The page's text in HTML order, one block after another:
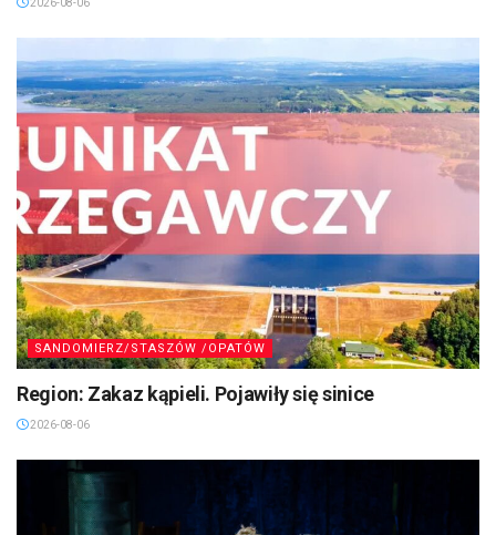
SANDOMIERZ/STASZÓW /OPATÓW
Region: Zakaz kąpieli. Pojawiły się sinice
2026-08-06